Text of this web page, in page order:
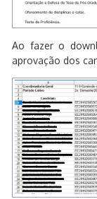
Ao fazer o
aprovação dos